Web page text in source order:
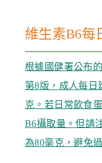
維生素B6每
根據國健署公布
第8版，成人每日
克。若日常飲食
B6攝取量。但請
為80毫克，避免